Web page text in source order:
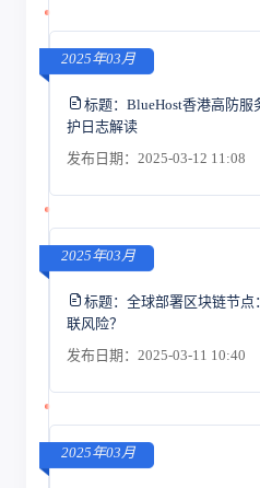
2025年03月
标题： BlueHost香港高防服
护日志解读
发布日期：2025-03-12 11:08
2025年03月
标题： 全球部署区块链节点
联风险？
发布日期：2025-03-11 10:40
2025年03月